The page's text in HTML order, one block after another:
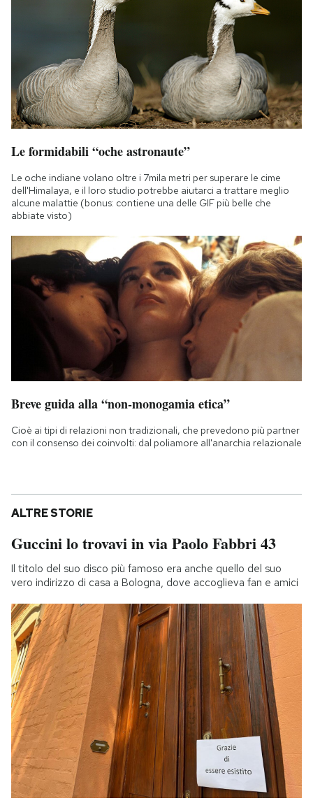
Le formidabili “oche astronaute”
Le oche indiane volano oltre i 7mila metri per superare le cime
dell'Himalaya, e il loro studio potrebbe aiutarci a trattare meglio
alcune malattie (bonus: contiene una delle GIF più belle che
abbiate visto)
Breve guida alla “non-monogamia etica”
Cioè ai tipi di relazioni non tradizionali, che prevedono più partner
con il consenso dei coinvolti: dal poliamore all'anarchia relazionale
ALTRE STORIE
Guccini lo trovavi in via Paolo Fabbri 43
Il titolo del suo disco più famoso era anche quello del suo
vero indirizzo di casa a Bologna, dove accoglieva fan e amici